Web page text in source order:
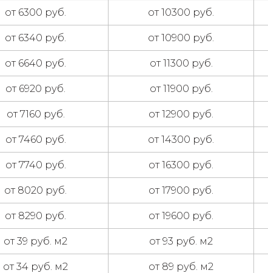
от 6300 руб. от 10300 руб.
от 6340 руб. от 10900 руб.
от 6640 руб. от 11300 руб.
от 6920 руб. от 11900 руб.
от 7160 руб. от 12900 руб.
от 7460 руб. от 14300 руб.
от 7740 руб. от 16300 руб.
от 8020 руб. от 17900 руб.
от 8290 руб. от 19600 руб.
от 39 руб. м2 от 93 руб. м2
от 34 руб. м2 от 89 руб. м2